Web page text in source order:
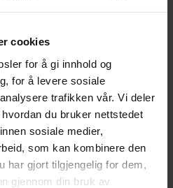
cookies
for å gi innhold og
for å levere sosiale
trafikken vår. Vi deler
du bruker nettstedet
sosiale medier,
som kan kombinere den
har gjort tilgjengelig for dem,
gjennom din bruk av
Sauce er en unik
den rike
av høy kvalitet, i Blues
dybden av naturlig
Mountain er en
kylling, ribber, svinekjøtt,
i tilbehør, som for